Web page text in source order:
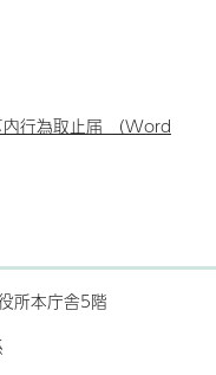
行為取止届 （Word
所本庁舎5階